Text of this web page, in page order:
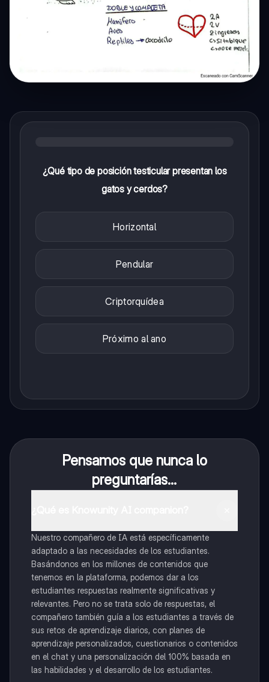
¿Qué tipo de posición testicular presentan los
gatos y cerdos?
Horizontal
Pendular
Criptorquídea
Próximo al ano
Pensamos que nunca lo
preguntarías...
Nuestro compañero de IA está específicamente
adaptado a las necesidades de los estudiantes.
Basándonos en los millones de contenidos que
tenemos en la plataforma, podemos dar a los
estudiantes respuestas realmente significativas y
relevantes. Pero no se trata solo de respuestas, el
compañero también guía a los estudiantes a través de
sus retos de aprendizaje diarios, con planes de
aprendizaje personalizados, cuestionarios o contenidos
en el chat y una personalización del 100% basada en
las habilidades y el desarrollo de los estudiantes.